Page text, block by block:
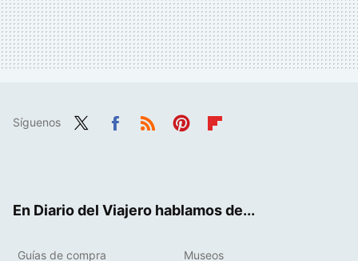
Síguenos
En Diario del Viajero hablamos de...
Guías de compra Museos